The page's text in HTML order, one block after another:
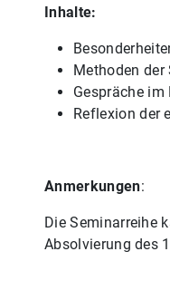
Inhalte:
Methoden
Gespräche
Reflexion der
Anmerkungen:
Die Seminarreihe
Absolvierung des